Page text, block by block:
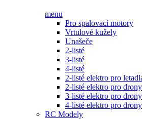
menu
Pro spalovací motory
Vrtulové kužely
Unašeče
2-listé
3-listé
4-listé
2-listé elektro pro
2-listé elektro pro drony
3-listé elektro pro drony
4-listé elektro pro drony
RC Modely